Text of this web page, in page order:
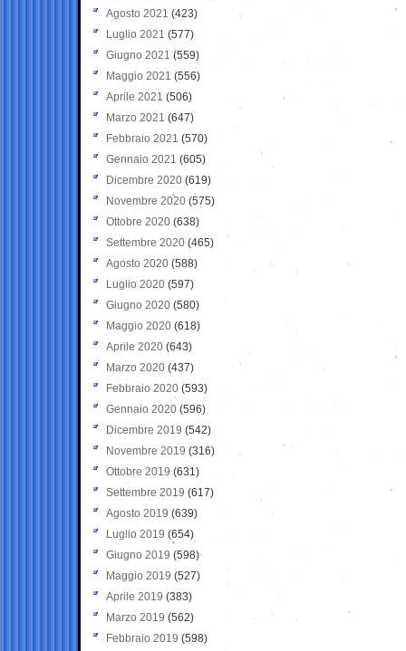
Agosto 2021 (423)
Luglio 2021 (577)
Giugno 2021(559)
Maggio 2021 (556)
Aprile 2021 (506)
Marzo 2021 (647)
Febbraio 2021 (570)
Gennaio 2021 (605)
Dicembre 2020 (619)
Novembre 2020 (575)
Ottobre 2020 (638)
Settembre 2020(465)
Agosto 2020 (588)
Luglio 2020 (597)
Giugno 2020 (580)
Maggio 2020 (618)
Aprile 2020 (643)
Marzo 2020 (437)
Febbraio 2020 (593)
Gennaio 2020 (596)
Dicembre 2019 (542)
Novembre 2019 (316)
Ottobre 2019 (631)
Settembre 2019 (617)
Agosto 2019 (639)
Luglio 2019 (654)
Giugno 2019 (598)
Maggio 2019 (527)
Aprile 2019 (383)
Marzo 2019 (562)
Febbraio 2019 (598)